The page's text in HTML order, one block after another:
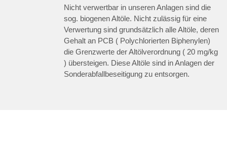
Nicht verwertbar in unseren Anlagen sind die
sog. biogenen Altöle. Nicht zulässig für eine
Verwertung sind grundsätzlich alle Altöle, deren
Gehalt an PCB ( Polychlorierten Biphenylen)
die Grenzwerte der Altölverordnung ( 20 mg/kg
) übersteigen. Diese Altöle sind in Anlagen der
Sonderabfallbeseitigung zu entsorgen.